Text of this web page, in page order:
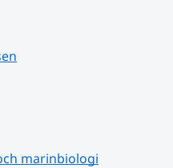
marinbiologi